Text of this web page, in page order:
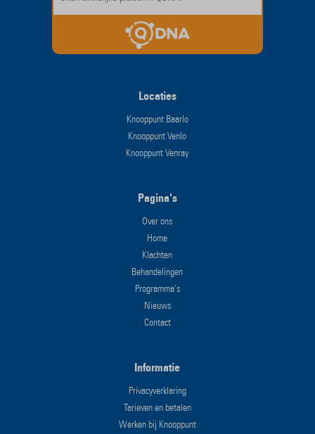
Locaties
Knooppunt Baarlo
Knooppunt Venlo
Knooppunt Venray
Pagina's
Over ons
Home
Klachten
Behandelingen
Programma's
Nieuws
Contact
Informatie
Privacyverklaring
Tarieven en betalen
Werken bij Knooppunt